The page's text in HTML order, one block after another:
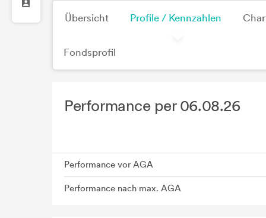
Übersicht Profile / Kennzahlen
Fondsprofil
Performance per 06.08.26
Performance vor AGA
Performance nach max. AGA